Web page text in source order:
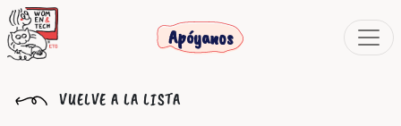
Apóyanos
VUELVE A LA LISTA